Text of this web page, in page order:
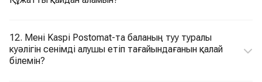
12. Мені Kaspi Postomat-та баланың туу туралы
куәлігін сенімді алушы етіп тағайындағанын қалай
білемін?